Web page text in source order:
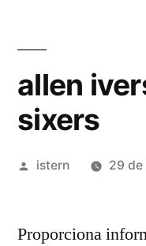
allen
sixers
Publicado
istern 29 de
Proporciona